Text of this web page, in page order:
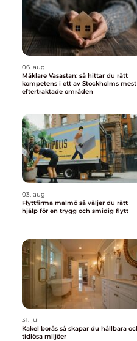
06. aug
Mäklare Vasastan: så hittar du rätt
kompetens i ett av Stockholms mest
eftertraktade områden
03. aug
Flyttfirma malmö så väljer du rätt
hjälp för en trygg och smidig flytt
31. jul
Kakel borås så skapar du hållbara och
tidlösa miljöer